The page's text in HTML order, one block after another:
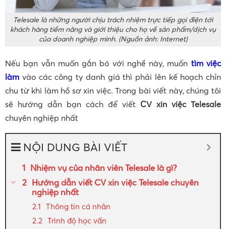
Telesale là những người chịu trách nhiệm trực tiếp gọi điện tới
khách hàng tiềm năng và giới thiệu cho họ về sản phẩm/dịch vụ
của doanh nghiệp mình. (Nguồn ảnh: Internet)
Nếu bạn vẫn muốn gắn bó với nghề này, muốn tìm việc
làm vào các công ty danh giá thì phải lên kế hoạch chỉn
chu từ khi làm hồ sơ xin việc. Trong bài viết này, chúng tôi
sẽ hướng dẫn bạn cách để viết CV xin việc Telesale
chuyên nghiệp nhất
NỘI DUNG BÀI VIẾT
Nhiệm vụ của nhân viên Telesale là gì?
Hướng dẫn viết CV xin việc Telesale chuyên
nghiệp nhất
Thông tin cá nhân
Trình độ học vấn